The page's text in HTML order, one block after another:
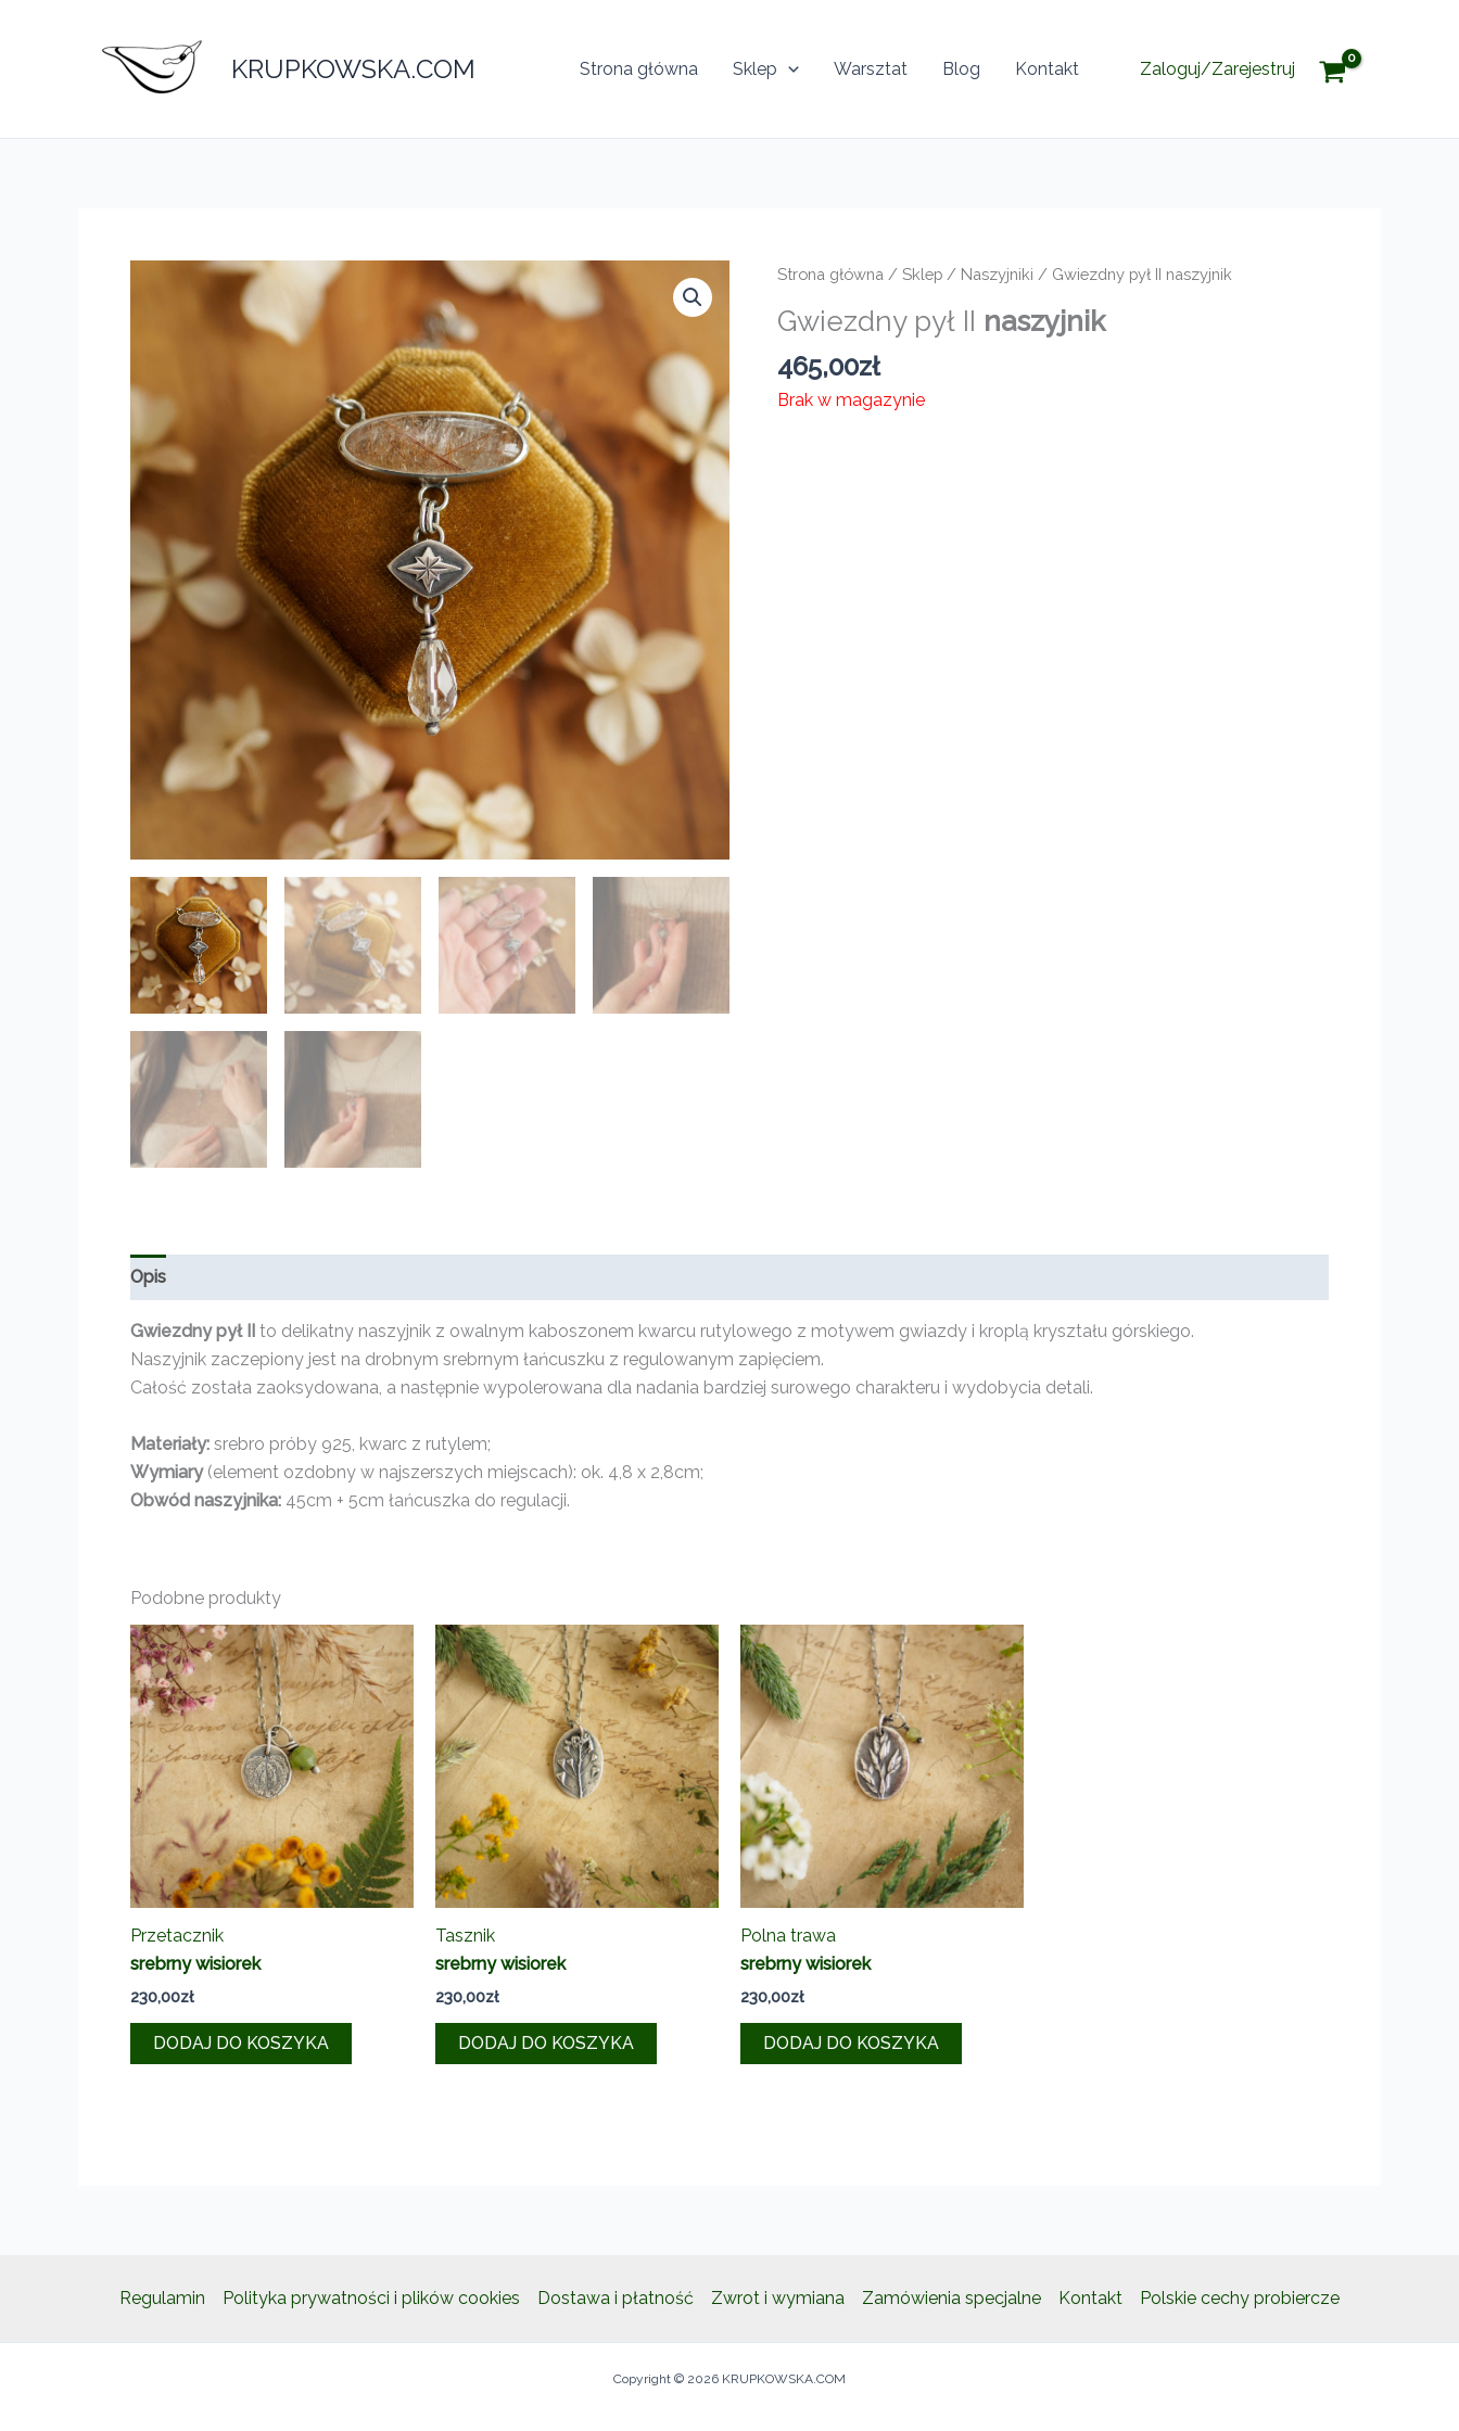
KRUPKOWSKA.COM Strona główna Sklep Warsztat Blog Kontakt Zaloguj/Zarejestruj
Strona główna /Sklep / Naszyjniki / Gwiezdny pył II naszyjnik
Gwiezdny pył II naszyjnik
465,00zł
Brak w magazynie
Opis
Gwiezdny pył II to delikatny naszyjnik z owalnym kaboszonem kwarcu rutylowego z motywem gwiazdy i kroplą kryształu górskiego.
Naszyjnik zaczepiony jest na drobnym srebrnym łańcuszku z regulowanym zapięciem.
Całość została zaoksydowana, a następnie wypolerowana dla nadania bardziej surowego charakteru i wydobycia detali.
Materiały: srebro próby 925, kwarc z rutylem;
Wymiary (element ozdobny w najszerszych miejscach): ok. 4,8 x 2,8cm;
Obwód naszyjnika: 45cm + 5cm łańcuszka do regulacji.
Podobne produkty
Przetacznik
srebrny wisiorek
230,00zł
DODAJ DO KOSZYKA
Tasznik
srebrny wisiorek
230,00zł
DODAJ DO KOSZYKA
Polna trawa
srebrny wisiorek
230,00zł
DODAJ DO KOSZYKA
Regulamin Polityka prywatności i plików cookies Dostawa i płatność Zwrot i wymiana Zamówienia specjalne Kontakt Polskie cechy probiercze
Copyright © 2026 KRUPKOWSKA.COM